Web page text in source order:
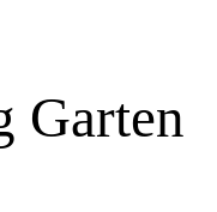
Garten